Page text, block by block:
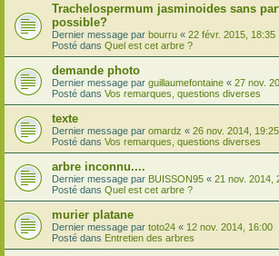
Trachelospermum jasminoides sans
possible?
Dernier message par bourru « 22 févr. 2015, 18:35
Posté dans Quel est cet arbre ?
demande photo
Dernier message par guillaumefontaine « 27 nov.
Posté dans Vos remarques, questions diverses
texte
Dernier message par omardz « 26 nov. 2014, 19:25
Posté dans Vos remarques, questions diverses
arbre inconnu....
Dernier message par BUISSON95 « 21 nov. 2014,
Posté dans Quel est cet arbre ?
murier platane
Dernier message par toto24 « 12 nov. 2014, 16:00
Posté dans Entretien des arbres